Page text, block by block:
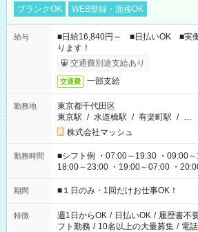
ブランクOK
WEB登録・面接OK
給与
■日給16,840円～ ■日払いOK ■実
ります！
交通費別途支給あり
交通費 一部支給
勤務地
東京都千代田区
東京駅 / 水道橋駅 / 有楽町駅 / …
株式会社マッシュ
勤務時間
■シフト例 ・07:00～19:30 ・09:00
18:00～23:00 ・19:00～07:00 ・
etc ★最短で3時間で5,120円のお仕事から 15時間で2万円近く稼
げるお仕事も！ ご希望のお時間に合わせてご紹介！ ※シフトは
ください！
期間 ■１日のみ・1回だけお仕事OK！
特徴 週1日からOK / 日払いOK / 履歴書不
フト勤務 / 10名以上の大量募集 / 電